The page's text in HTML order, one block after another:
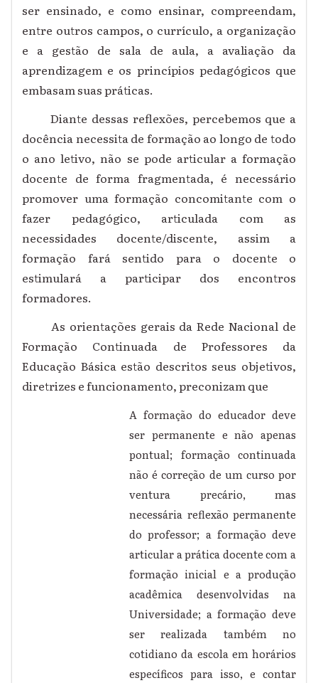
ser ensinado, e como ensinar, compreendam,
entre outros campos, o currículo, a organização
e a gestão de sala de aula, a avaliação da
aprendizagem e os princípios pedagógicos que
embasam suas práticas.
Diante dessas reflexões, percebemos que a
docência necessita de formação ao longo de todo
o ano letivo, não se pode articular a formação
docente de forma fragmentada, é necessário
promover uma formação concomitante com o
fazer pedagógico, articulada com as
necessidades docente/discente, assim a
formação fará sentido para o docente o
estimulará a participar dos encontros
formadores.
As orientações gerais da Rede Nacional de
Formação Continuada de Professores da
Educação Básica estão descritos seus objetivos,
diretrizes e funcionamento, preconizam que
A formação do educador deve
ser permanente e não apenas
pontual; formação continuada
não é correção de um curso por
ventura precário, mas
necessária reflexão permanente
do professor; a formação deve
articular a prática docente com a
formação inicial e a produção
acadêmica desenvolvidas na
Universidade; a formação deve
ser realizada também no
cotidiano da escola em horários
específicos para isso, e contar